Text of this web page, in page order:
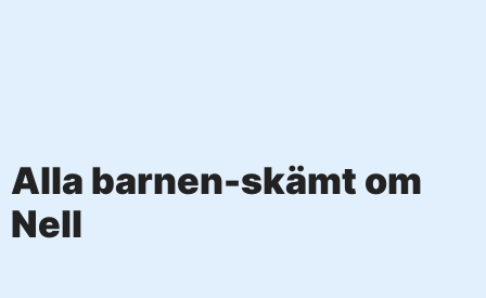
Alla barnen-skämt om
Nell